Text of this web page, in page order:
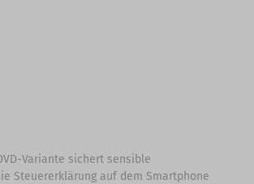
Variante sichert sensible
Steuererklärung auf dem Smartphone